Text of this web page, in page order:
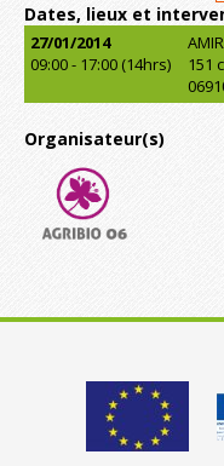
Dates, lieux et
27/01/2014
09:00 - 17:00 (14hrs)
151
Organisateur(s)